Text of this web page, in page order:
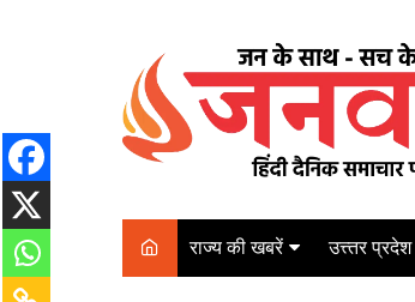
राज्य की खबरें उत्त्तर प्रदेश